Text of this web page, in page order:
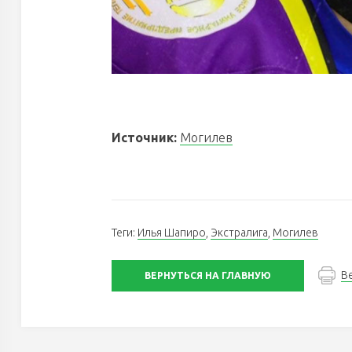
Источник: Могилев
Теги: Илья Шапиро, Экстралига, Могилев
ВЕРНУТЬСЯ НА ГЛАВНУЮ